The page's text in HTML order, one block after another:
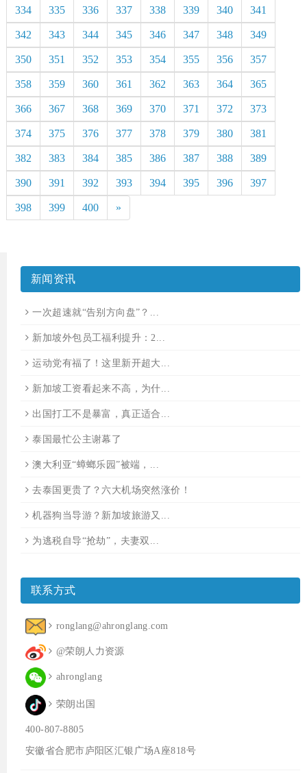
334 335 336 337 338 339 340 341
342 343 344 345 346 347 348 349
350 351 352 353 354 355 356 357
358 359 360 361 362 363 364 365
366 367 368 369 370 371 372 373
374 375 376 377 378 379 380 381
382 383 384 385 386 387 388 389
390 391 392 393 394 395 396 397
398 399 400 »
新闻资讯
一次超速就“告别方向盘”？...
新加坡外包员工福利提升：2...
运动党有福了！这里新开超大...
新加坡工资看起来不高，为什...
出国打工不是暴富，真正适合...
泰国最忙公主谢幕了
澳大利亚“蟑螂乐园”被端，...
去泰国更贵了？六大机场突然涨价！
机器狗当导游？新加坡旅游又...
为逃税自导“抢劫”，夫妻双...
联系方式
ronglang@ahronglang.com
@荣朗人力资源
ahronglang
荣朗出国
400-807-8805
安徽省合肥市庐阳区汇银广场A座818号